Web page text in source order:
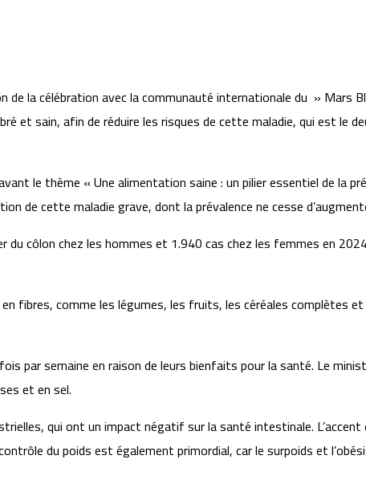
de la célébration avec la communauté internationale du » Mars
et sain, afin de réduire les risques de cette maladie, qui est le
le thème « Une alimentation saine : un pilier essentiel de la
de cette maladie grave, dont la prévalence ne cesse
côlon chez les hommes et 1.940 cas chez les femmes en
fibres, comme les légumes, les fruits, les céréales complètes
par semaine en raison de leurs bienfaits pour la santé. Le
et en sel.
qui ont un impact négatif sur la santé intestinale.
du poids est également primordial, car le surpoids et